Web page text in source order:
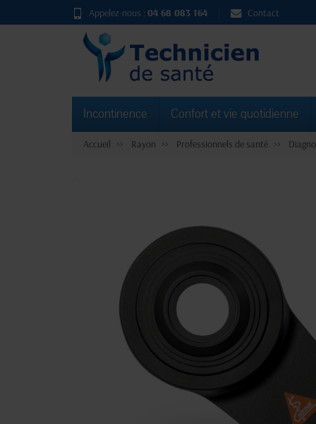
Appelez-nous : 04 68 083 164 Contact
Incontinence Confort et vie quotidienne
Accueil Rayon Professionnels de santé